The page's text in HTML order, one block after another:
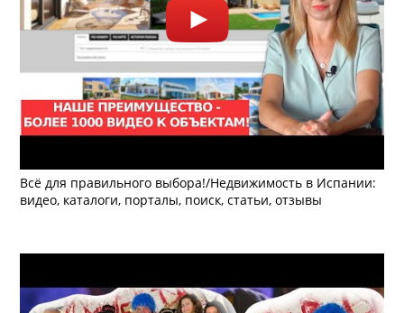
Всё для правильного выбора!/Недвижимость в Испании:
видео, каталоги, порталы, поиск, статьи, отзывы